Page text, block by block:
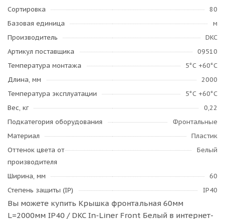
Сортировка
80
Базовая единица
м
Производитель
DKC
Артикул поставщика
09510
Температура монтажа
­5°С +60°С
Длина, мм
2000
Температура эксплуатации
­5°С +60°С
Вес, кг
0,22
Подкатегория оборудования
Фронтальные
Материал
Пластик
Оттенок цвета от
производителя
Белый
Ширина, мм
60
Степень защиты (IP)
IP40
Вы можете купить Крышка фронтальная 60мм
L=2000мм IP40 / DKC In-Liner Front Белый в интернет-